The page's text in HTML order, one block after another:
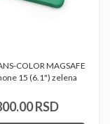
COLOR MAGSAFE
15 (6.1") zelena
RSD